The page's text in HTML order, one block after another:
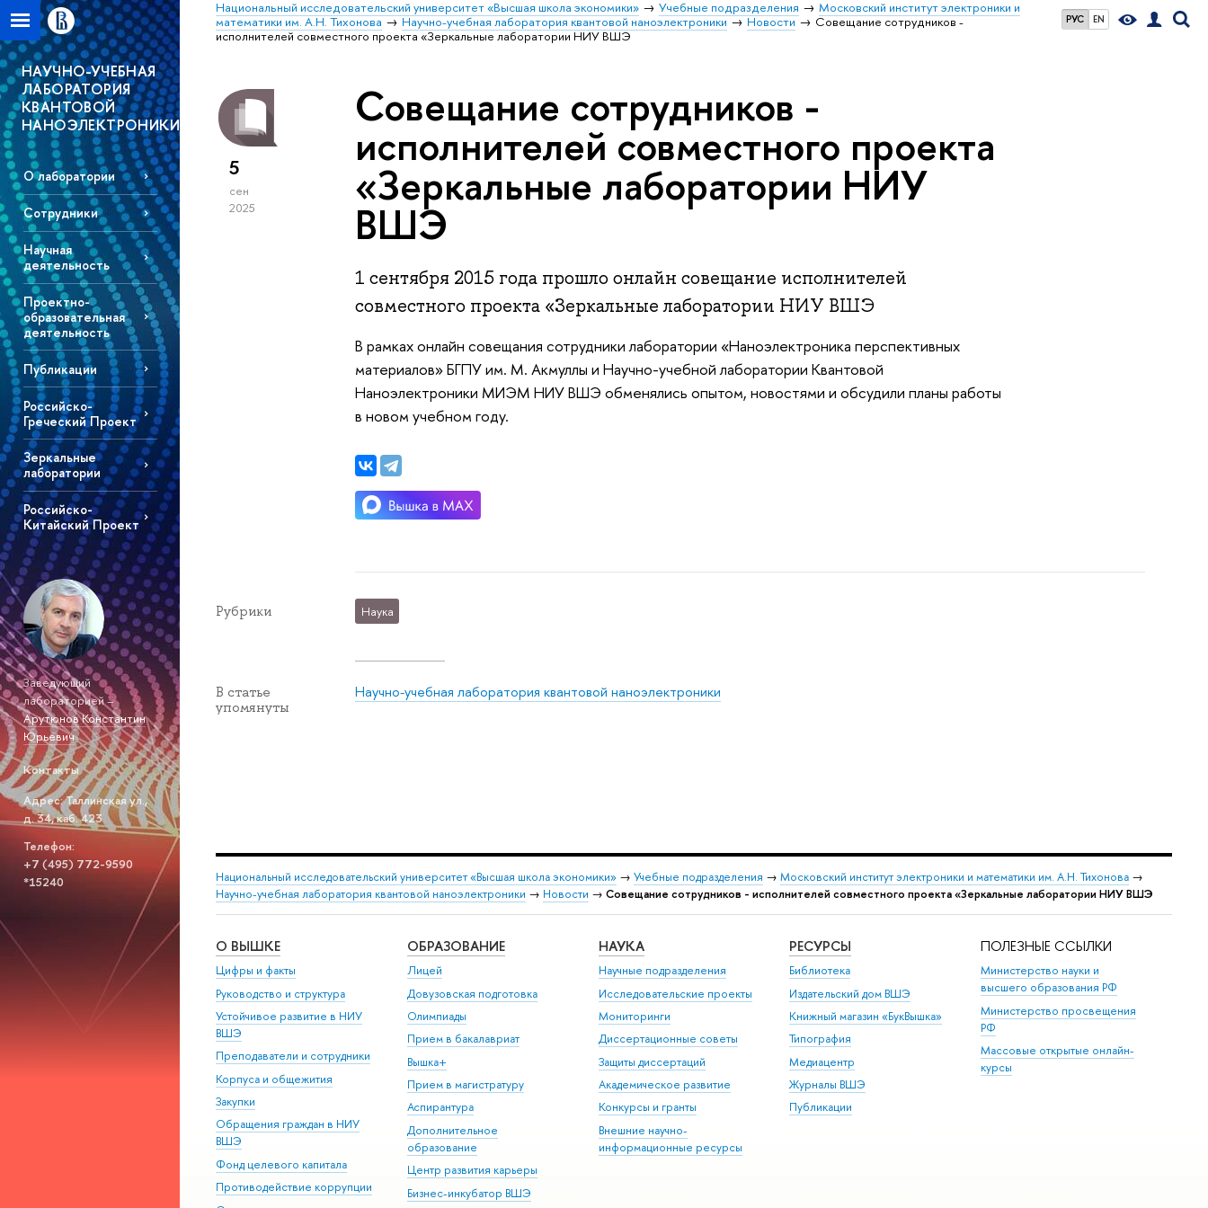
РУС EN
Национальный исследовательский университет «Высшая школа экономики» Учебные подразделения
Московский институт электроники и
математики им. А.Н. Тихонова
Научно-учебная лаборатория квантовой наноэлектроники Новости
Совещание сотрудников -
исполнителей совместного проекта «Зеркальные лаборатории НИУ ВШЭ
НАУЧНО-УЧЕБНАЯ
ЛАБОРАТОРИЯ
КВАНТОВОЙ
НАНОЭЛЕКТРОНИКИ
О лаборатории
Сотрудники
Научная
деятельность
Проектно-
образовательная
деятельность
Публикации
Российско-
Греческий Проект
Зеркальные
лаборатории
Российско-
Китайский Проект
Заведующий
лабораторией –
Арутюнов Константин
Юрьевич
Контакты
Адрес: Таллинская ул.,
д. 34, каб. 423
Телефон:
+7 (495) 772-9590
*15240
5
сен
2025
Совещание сотрудников -
исполнителей совместного проекта
«Зеркальные лаборатории НИУ
ВШЭ
1 сентября 2015 года прошло онлайн совещание исполнителей
совместного проекта «Зеркальные лаборатории НИУ ВШЭ
В рамках онлайн совещания сотрудникилаборатории «Наноэлектроника перспективных
материалов» БГПУ им. М. Акмуллы и Научно-учебной лаборатории Квантовой
Наноэлектроники МИЭМ НИУ ВШЭ обменялись опытом, новостями и обсудили планы работы
в новом учебном году.
Рубрики Наука
В статье
упомянуты
Научно-учебная лаборатория квантовой наноэлектроники
Национальный исследовательский университет «Высшая школа экономики» → Учебные подразделения → Московский институт электроники и математики им. А.Н. Тихонова →
Научно-учебная лаборатория квантовой наноэлектроники → Новости → Совещание сотрудников - исполнителей совместного проекта «Зеркальные лаборатории НИУ ВШЭ
О ВЫШКЕ
Цифры и факты
Руководство и структура
Устойчивое развитие в НИУ
ВШЭ
Преподаватели и сотрудники
Корпуса и общежития
Закупки
Обращения граждан в НИУ
ВШЭ
Фонд целевого капитала
Противодействие коррупции
ОБРАЗОВАНИЕ
Лицей
Довузовская подготовка
Олимпиады
Прием в бакалавриат
Вышка+
Прием в магистратуру
Аспирантура
Дополнительное
образование
Центр развития карьеры
Бизнес-инкубатор ВШЭ
НАУКА
Научные подразделения
Исследовательские проекты
Мониторинги
Диссертационные советы
Защиты диссертаций
Академическое развитие
Конкурсы и гранты
Внешние научно-
информационные ресурсы
РЕСУРСЫ
Библиотека
Издательский дом ВШЭ
Книжный магазин «БукВышка»
Типография
Медиацентр
Журналы ВШЭ
Публикации
ПОЛЕЗНЫЕ ССЫЛКИ
Министерство науки и
высшего образования РФ
Министерство просвещения
РФ
Массовые открытые онлайн-
курсы